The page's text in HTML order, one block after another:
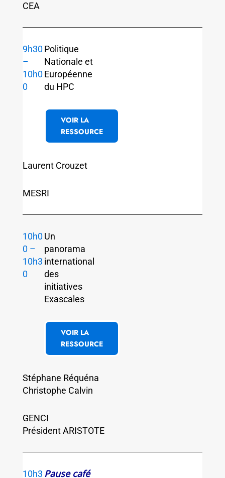
CEA
9h30
–
10h0
0
Politique
Nationale et
Européenne
du HPC
VOIR LA
RESSOURCE
Laurent Crouzet
MESRI
10h0
0 –
10h3
0
Un
panorama
international
des
initiatives
Exascales
VOIR LA
RESSOURCE
Stéphane Réquéna
Christophe Calvin
GENCI
Président ARISTOTE
10h3 Pause café